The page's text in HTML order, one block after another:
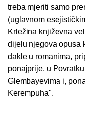
treba mjeriti samo
(uglavnom
Krležina književna
dijelu njegova opusa
dakle u romanima,
ponajprije, u
Glembayevima i,
Kerempuha".